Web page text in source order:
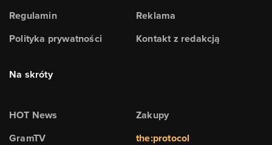
Regulamin
Polityka prywatności
Reklama
Kontakt z redakcją
Na skróty
HOT News
GramTV
Zakupy
the:protocol